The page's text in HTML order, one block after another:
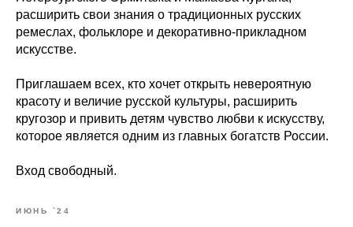
расширить свои знания о традиционных русских
ремеслах, фольклоре и декоративно-прикладном
искусстве.
Приглашаем всех, кто хочет открыть невероятную
красоту и величие русской культуры, расширить
кругозор и привить детям чувство любви к искусству,
которое является одним из главных богатств России.
Вход свободный.
ИЮНЬ `24